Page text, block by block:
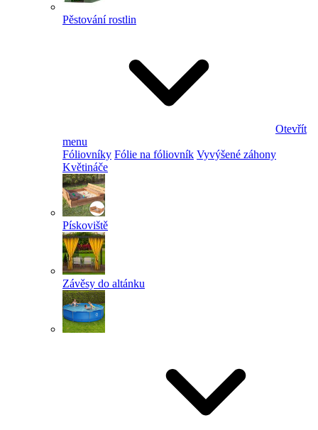
Pěstování rostlin
Otevřít
menu
Fóliovníky Fólie na fóliovník Vyvýšené záhony
Květináče
Pískoviště
Závěsy do altánku